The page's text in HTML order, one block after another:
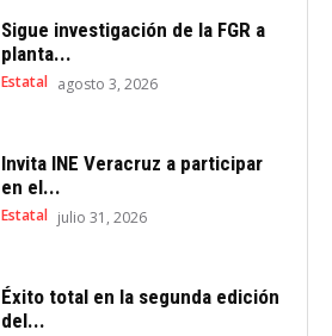
Sigue investigación de la FGR a
planta...
Estatal agosto 3, 2026
Invita INE Veracruz a participar
en el...
Estatal julio 31, 2026
Éxito total en la segunda edición
del...